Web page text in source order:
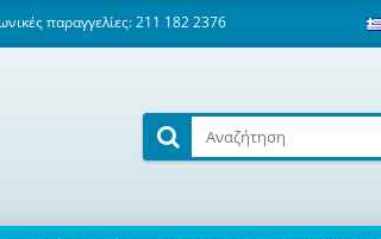
παραγγελίες: 211 182 2376